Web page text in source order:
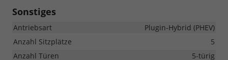
Sonstiges
Antriebsart
Plugin-Hybrid (PHEV)
Anzahl Sitzplätze
5
Anzahl Türen
5-türig